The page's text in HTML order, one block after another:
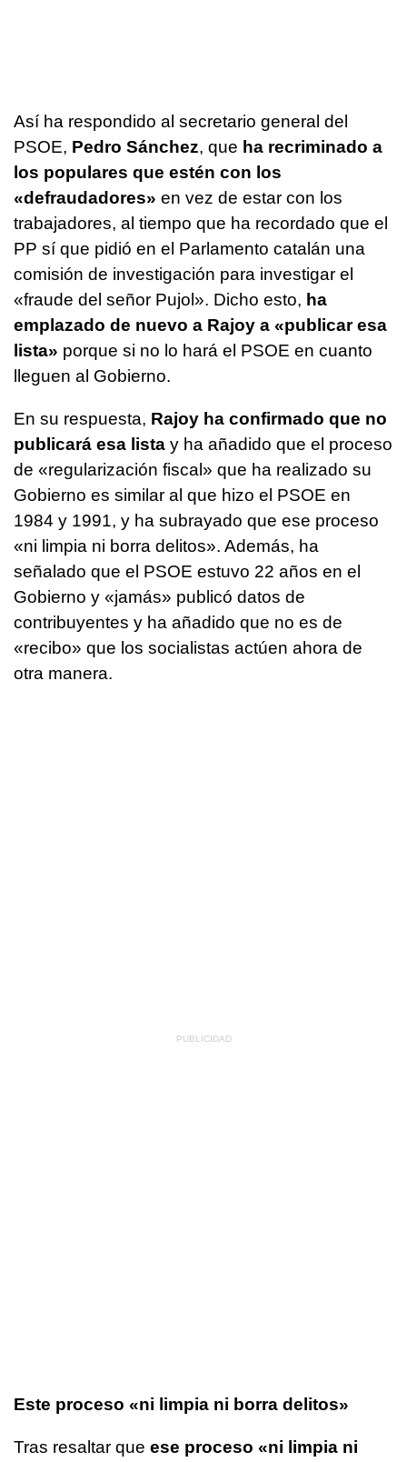
Así ha respondido al secretario general del
PSOE, Pedro Sánchez, que ha recriminado a
los populares que estén con los
«defraudadores» en vez de estar con los
trabajadores, al tiempo que ha recordado que el
PP sí que pidió en el Parlamento catalán una
comisión de investigación para investigar el
«fraude del señor Pujol». Dicho esto, ha
emplazado de nuevo a Rajoy a «publicar esa
lista» porque si no lo hará el PSOE en cuanto
lleguen al Gobierno.
En su respuesta, Rajoy ha confirmado que no
publicará esa lista y ha añadido que el proceso
de «regularización fiscal» que ha realizado su
Gobierno es similar al que hizo el PSOE en
1984 y 1991, y ha subrayado que ese proceso
«ni limpia ni borra delitos». Además, ha
señalado que el PSOE estuvo 22 años en el
Gobierno y «jamás» publicó datos de
contribuyentes y ha añadido que no es de
«recibo» que los socialistas actúen ahora de
otra manera.
Este proceso «ni limpia ni borra delitos»
Tras resaltar que ese proceso «ni limpia ni